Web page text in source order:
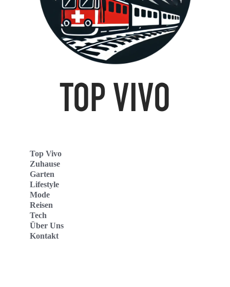
Top Vivo
Zuhause
Garten
Lifestyle
Mode
Reisen
Tech
Über Uns
Kontakt